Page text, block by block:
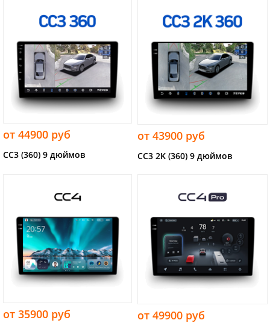
от 44900 руб
CC3 (360) 9 дюймов
от 43900 руб
CC3 2K (360) 9 дюймов
от 35900 руб от 49900 руб